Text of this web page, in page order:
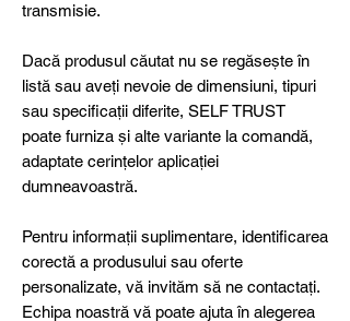
transmisie.
Dacă produsul căutat nu se regăsește în
listă sau aveți nevoie de dimensiuni, tipuri
sau specificații diferite, SELF TRUST
poate furniza și alte variante la comandă,
adaptate cerințelor aplicației
dumneavoastră.
Pentru informații suplimentare, identificarea
corectă a produsului sau oferte
personalizate, vă invităm să ne contactați.
Echipa noastră vă poate ajuta în alegerea